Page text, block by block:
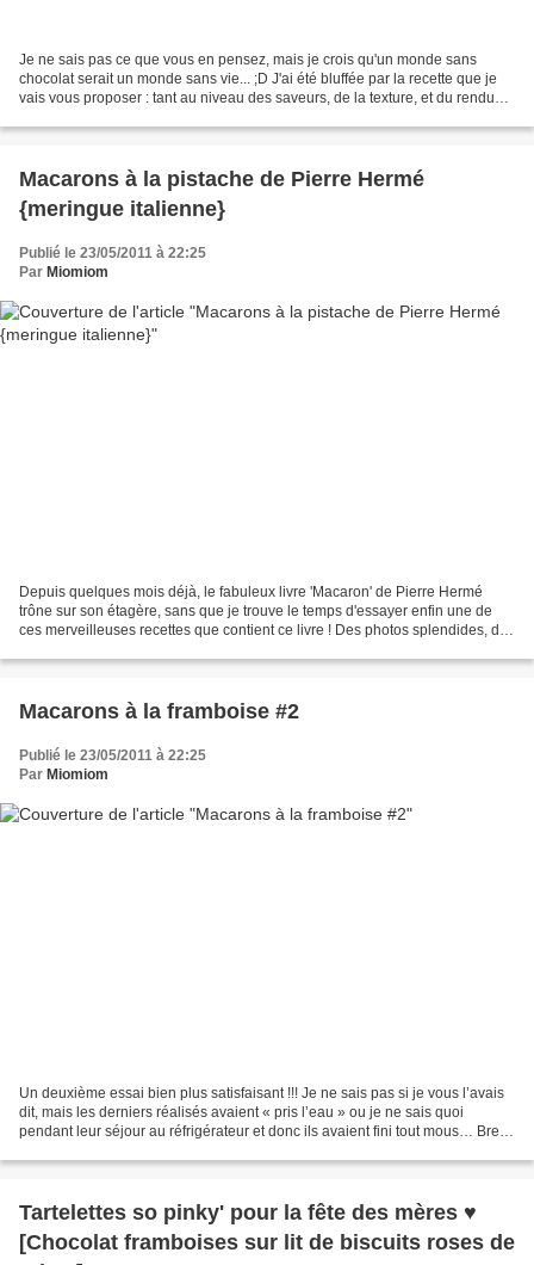
Je ne sais pas ce que vous en pensez, mais je crois qu'un monde sans
chocolat serait un monde sans vie... ;D J'ai été bluffée par la recette que je
vais vous proposer : tant au niveau des saveurs, de la texture, et du rendu
Macarons à la pistache de Pierre Hermé
{meringue italienne}
Publié le 23/05/2011 à 22:25
Par Miomiom
Depuis quelques mois déjà, le fabuleux livre 'Macaron' de Pierre Hermé
trône sur son étagère, sans que je trouve le temps d'essayer enfin une de
ces merveilleuses recettes que contient ce livre ! Des photos splendides, des
Macarons à la framboise #2
Publié le 23/05/2011 à 22:25
Par Miomiom
Un deuxième essai bien plus satisfaisant !!! Je ne sais pas si je vous l’avais
dit, mais les derniers réalisés avaient « pris l’eau » ou je ne sais quoi
pendant leur séjour au réfrigérateur et donc ils avaient fini tout mous… Bref,
Tartelettes so pinky' pour la fête des mères ♥
[Chocolat framboises sur lit de biscuits roses de